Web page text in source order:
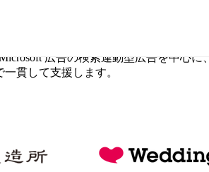
用代行
広告の検索連動型広告を中心に、
貫して支援します。